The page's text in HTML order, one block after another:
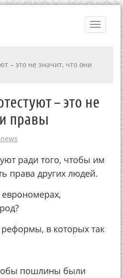
Toggle
– это не значит, что они
– это не
правы
ради того, чтобы им
права других людей.
в которых так
пошлины были